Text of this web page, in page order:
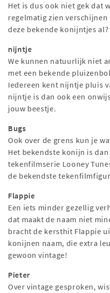
Het is dus ook niet gek dat
regelmatig zien
deze bekende konijntjes al?
nijntje
We kunnen natuurlijk niet
met een bekende
Iedereen kent nijntje pluis
nijntje is dan ook een
jouw beestje.
Bugs
Ook over de grens kun je
Het bekendste konijn is
tekenfilmserie Looney
de bekendste
Flappie
Een iets minder gezellig
dat maakt de naam niet
bracht de kersthit Flappie
konijnen naam, die extra
gewoon vintage!
Pieter
Over vintage gesproken,